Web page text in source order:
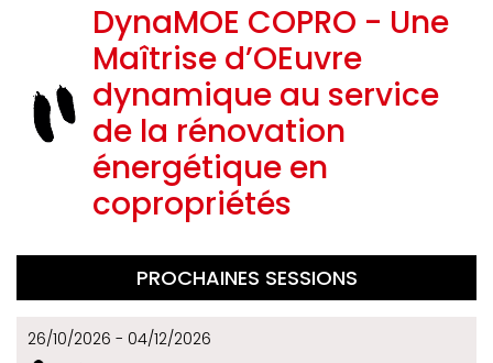
DynaMOE COPRO - Une
Maîtrise d’OEuvre
dynamique au service
de la rénovation
énergétique en
copropriétés
PROCHAINES SESSIONS
26/10/2026 - 04/12/2026